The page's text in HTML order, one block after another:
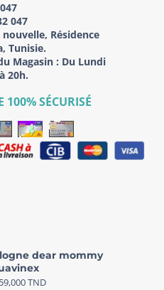
047
Résidence
Tunisie.
Magasin : Du Lundi
20h.
SÉCURISÉ
dear mommy
59,000TND